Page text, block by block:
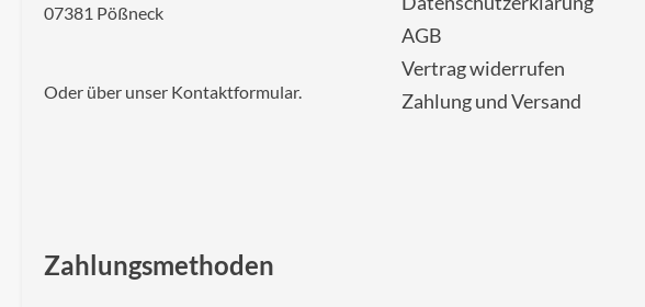
07381 Pößneck
Oder über unser Kontaktformular.
AGB
Vertrag widerrufen
Zahlung und Versand
Zahlungsmethoden